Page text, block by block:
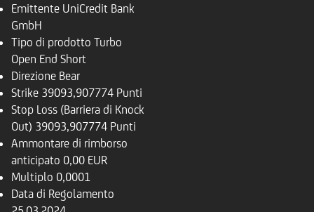
Emittente UniCredit Bank
GmbH
Tipo di prodotto Turbo
Open End Short
Direzione Bear
Strike 39093,907774 Punti
Stop Loss (Barriera di Knock
Out) 39093,907774 Punti
Ammontare di rimborso
anticipato 0,00 EUR
Multiplo 0,0001
Data di Regolamento